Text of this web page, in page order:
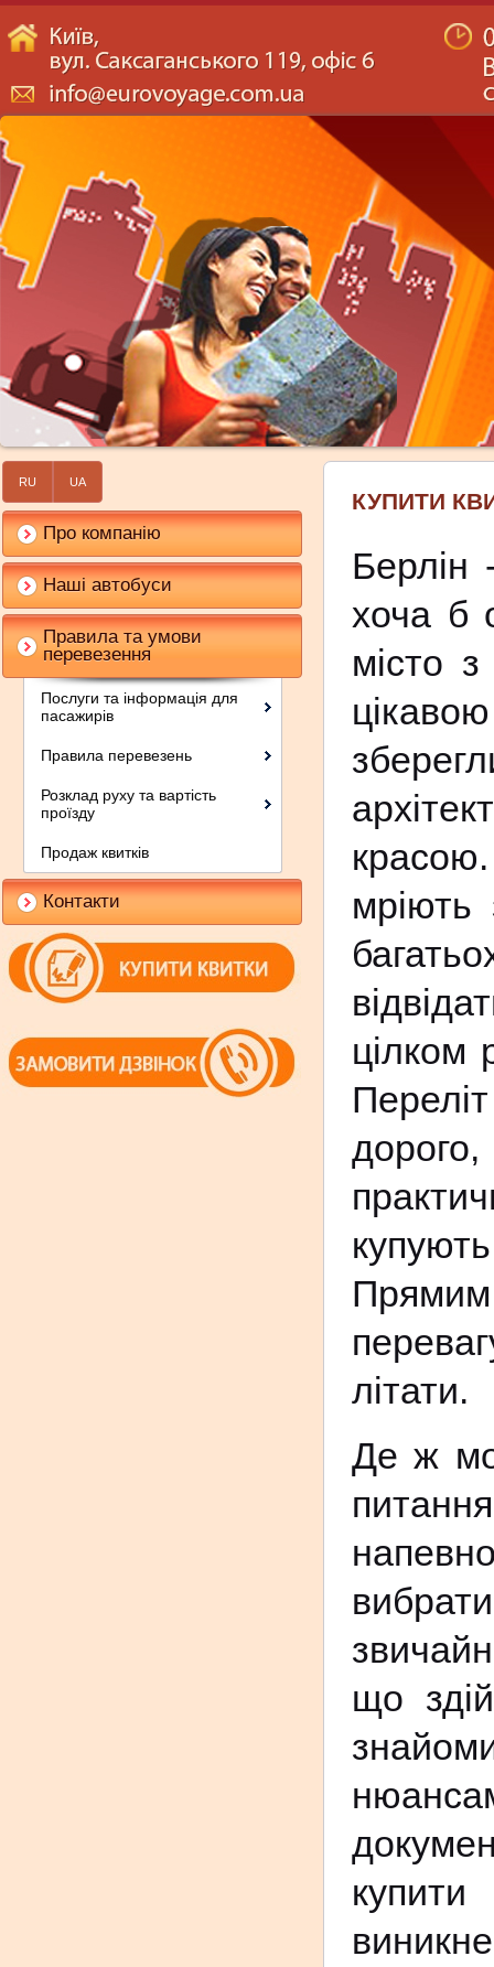
RU UA
Про компанію
Наші автобуси
Правила та умови
перевезення
Послуги та інформація для
пасажирів
Правила перевезень
Розклад руху та вартість
проїзду
Продаж квитків
Контакти
КУПИТИ
Берлін
хоча б
місто
мріють
цілком
літати.
Де ж
що